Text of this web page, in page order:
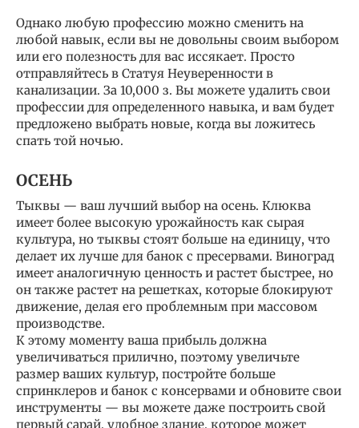
Однако любую профессию можно сменить на
любой навык, если вы не довольны своим выбором
или его полезность для вас иссякает. Просто
отправляйтесь в Статуя Неуверенности в
канализации. За 10,000 з. Вы можете удалить свои
профессии для определенного навыка, и вам будет
предложено выбрать новые, когда вы ложитесь
спать той ночью.
ОСЕНЬ
Тыквы — ваш лучший выбор на осень. Клюква
имеет более высокую урожайность как сырая
культура, но тыквы стоят больше на единицу, что
делает их лучше для банок с пресервами. Виноград
имеет аналогичную ценность и растет быстрее, но
он также растет на решетках, которые блокируют
движение, делая его проблемным при массовом
производстве.
К этому моменту ваша прибыль должна
увеличиваться прилично, поэтому увеличьте
размер ваших культур, постройте больше
спринклеров и банок с консервами и обновите свои
инструменты — вы можете даже построить свой
первый сарай, удобное здание, которое может